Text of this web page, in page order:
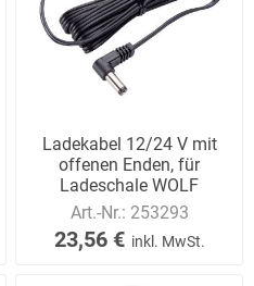
Ladekabel 12/24 V mit
offenen Enden, für
Ladeschale WOLF
Art.-Nr.: 253293
23,56 € inkl. MwSt.